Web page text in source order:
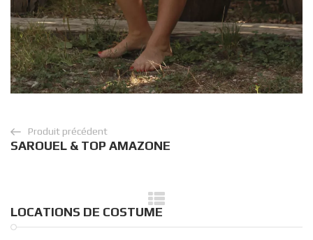
Produit précédent
SAROUEL & TOP AMAZONE
LOCATIONS DE COSTUME